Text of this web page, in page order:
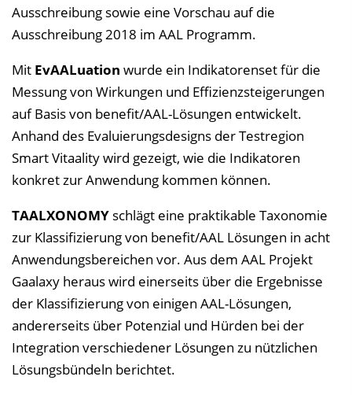
Ausschreibung sowie eine Vorschau auf die
Ausschreibung 2018 im AAL Programm.
Mit EvAALuation wurde ein Indikatorenset für die
Messung von Wirkungen und Effizienzsteigerungen
auf Basis von benefit/AAL-Lösungen entwickelt.
Anhand des Evaluierungsdesigns der Testregion
Smart Vitaality wird gezeigt, wie die Indikatoren
konkret zur Anwendung kommen können.
TAALXONOMY schlägt eine praktikable Taxonomie
zur Klassifizierung von benefit/AAL Lösungen in acht
Anwendungsbereichen vor. Aus dem AAL Projekt
Gaalaxy heraus wird einerseits über die Ergebnisse
der Klassifizierung von einigen AAL-Lösungen,
andererseits über Potenzial und Hürden bei der
Integration verschiedener Lösungen zu nützlichen
Lösungsbündeln berichtet.